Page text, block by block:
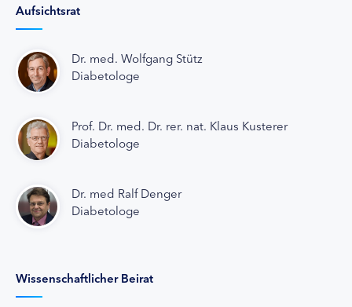
Aufsichtsrat
Dr. med. Wolfgang Stütz
Diabetologe
Prof. Dr. med. Dr. rer. nat. Klaus Kusterer
Diabetologe
Dr. med Ralf Denger
Diabetologe
Wissenschaftlicher Beirat